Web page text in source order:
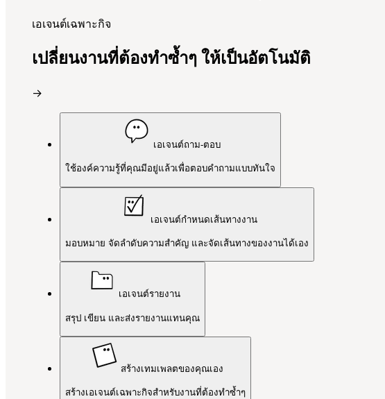
เอเจนต์เฉพาะกิจ
เปลี่ยนงานที่ต้องทำซ้ำๆ ให้เป็นอัตโนมัติ
→
เอเจนต์ถาม-ตอบ
ใช้องค์ความรู้ที่คุณมีอยู่แล้วเพื่อตอบคำถามแบบทันใจ
เอเจนต์กำหนดเส้นทางงาน
มอบหมาย จัดลำดับความสำคัญ และจัดเส้นทางของงานได้เอง
เอเจนต์รายงาน
สรุป เขียน และส่งรายงานแทนคุณ
สร้างเทมเพลตของคุณเอง
สร้างเอเจนต์เฉพาะกิจสำหรับงานที่ต้องทำซ้ำๆ